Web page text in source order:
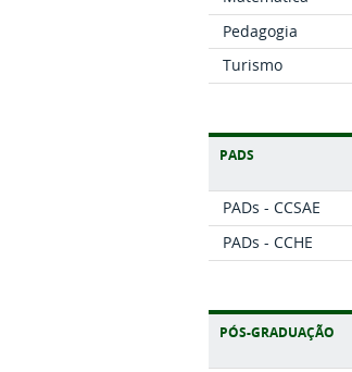
Pedagogia
Turismo
PADS
PADs - CCSAE
PADs - CCHE
PÓS-GRADUAÇÃO